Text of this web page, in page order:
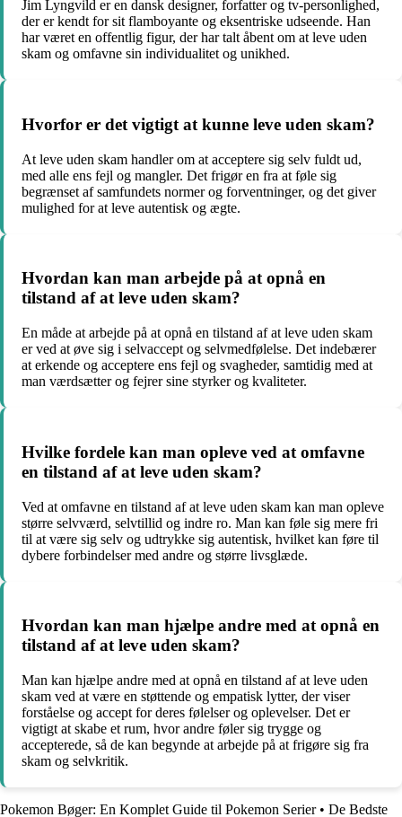
Jim Lyngvild er en dansk designer, forfatter og tv-personlighed,
der er kendt for sit flamboyante og eksentriske udseende. Han
har været en offentlig figur, der har talt åbent om at leve uden
skam og omfavne sin individualitet og unikhed.
Hvorfor er det vigtigt at kunne leve uden skam?
At leve uden skam handler om at acceptere sig selv fuldt ud,
med alle ens fejl og mangler. Det frigør en fra at føle sig
begrænset af samfundets normer og forventninger, og det giver
mulighed for at leve autentisk og ægte.
Hvordan kan man arbejde på at opnå en
tilstand af at leve uden skam?
En måde at arbejde på at opnå en tilstand af at leve uden skam
er ved at øve sig i selvaccept og selvmedfølelse. Det indebærer
at erkende og acceptere ens fejl og svagheder, samtidig med at
man værdsætter og fejrer sine styrker og kvaliteter.
Hvilke fordele kan man opleve ved at omfavne
en tilstand af at leve uden skam?
Ved at omfavne en tilstand af at leve uden skam kan man opleve
større selvværd, selvtillid og indre ro. Man kan føle sig mere fri
til at være sig selv og udtrykke sig autentisk, hvilket kan føre til
dybere forbindelser med andre og større livsglæde.
Hvordan kan man hjælpe andre med at opnå en
tilstand af at leve uden skam?
Man kan hjælpe andre med at opnå en tilstand af at leve uden
skam ved at være en støttende og empatisk lytter, der viser
forståelse og accept for deres følelser og oplevelser. Det er
vigtigt at skabe et rum, hvor andre føler sig trygge og
accepterede, så de kan begynde at arbejde på at frigøre sig fra
skam og selvkritik.
Pokemon Bøger: En Komplet Guide til Pokemon Serier• De Bedste